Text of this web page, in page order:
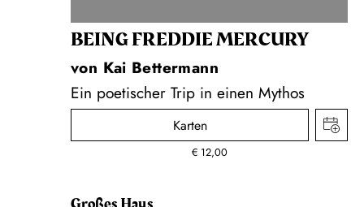
BEING FREDDIE MERCURY
von Kai Bettermann
Ein poetischer Trip in einen Mythos
Karten
€ 12,00